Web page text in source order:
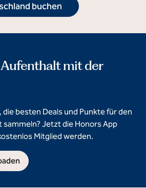
buchen
mit der
die besten Deals und Punkte für den
Jetzt die Honors App
Mitglied werden.